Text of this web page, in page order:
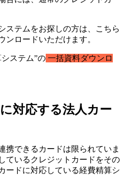
ステムをお探しの方は、こちら
ンロードいただけます。
ステム”の 一括資料ダウンロ
対応する法人カー
携できるカードは限られていま
ているクレジットカードをその
ードに対応している経費精算シ